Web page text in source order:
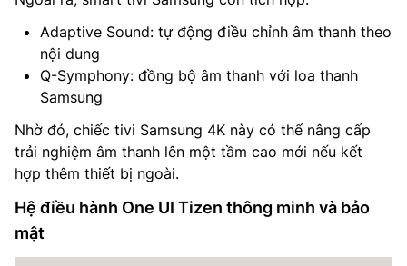
Adaptive Sound: tự động điều chỉnh âm thanh theo
nội dung
Q-Symphony: đồng bộ âm thanh với loa thanh
Samsung
Nhờ đó, chiếc tivi Samsung 4K này có thể nâng cấp
trải nghiệm âm thanh lên một tầm cao mới nếu kết
hợp thêm thiết bị ngoài.
Hệ điều hành One UI Tizen thông minh và bảo
mật